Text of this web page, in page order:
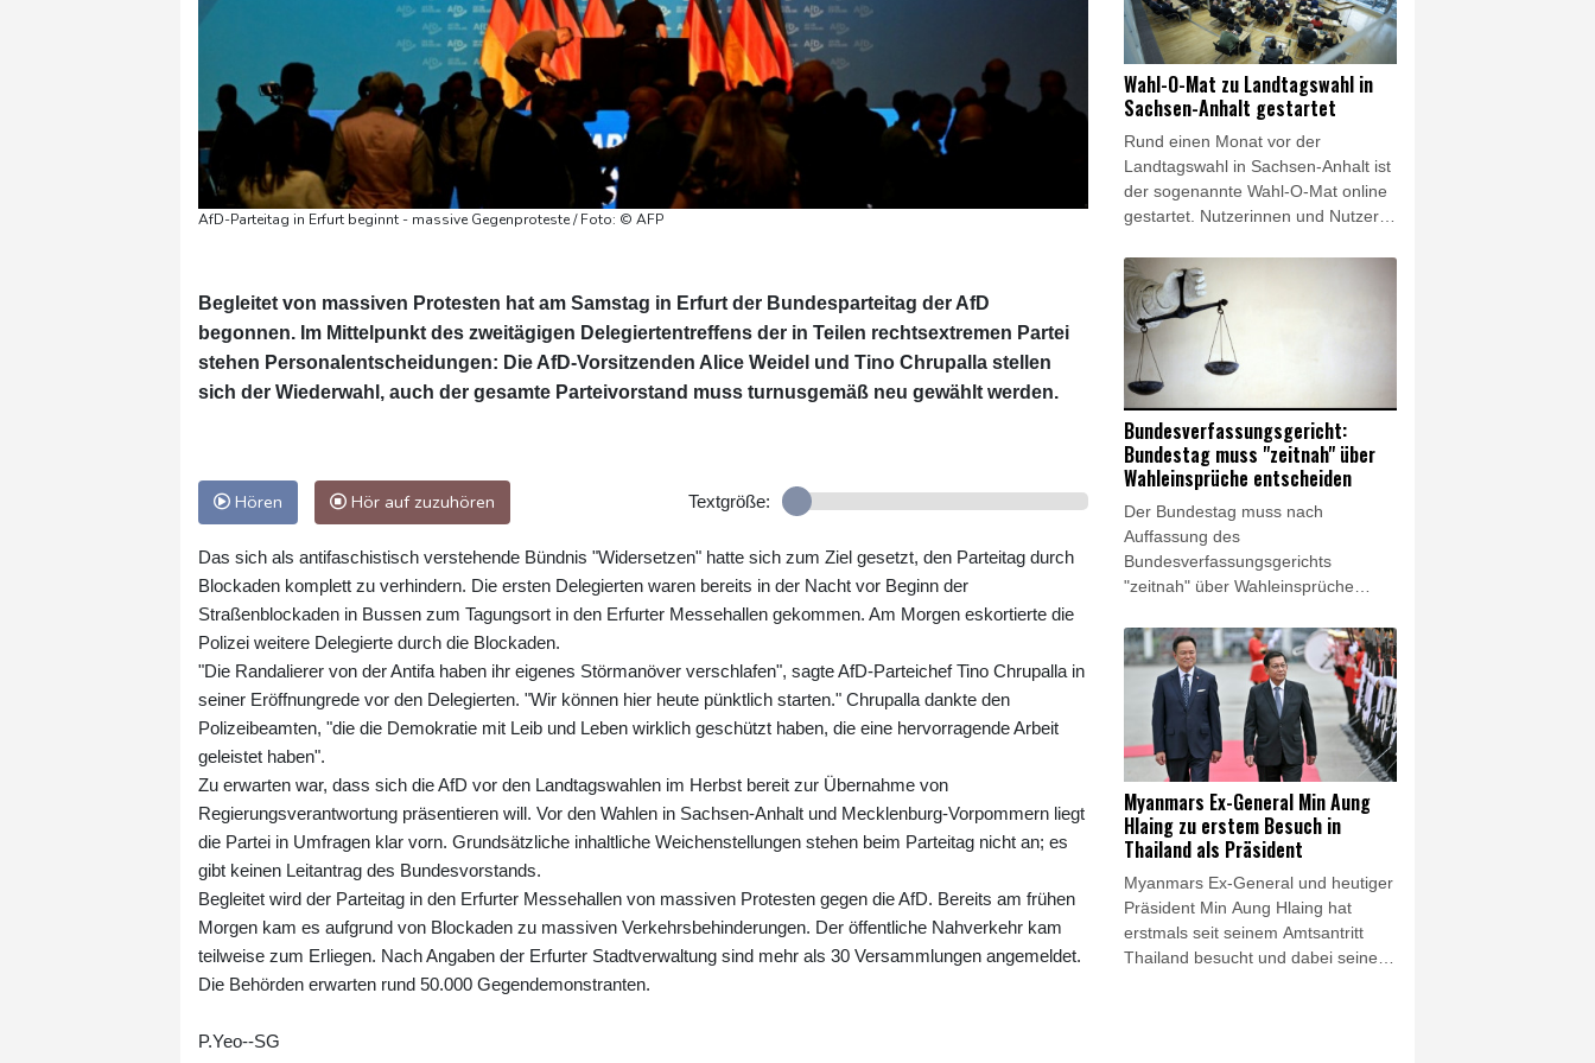
AfD-Parteitag in Erfurt beginnt - massive Gegenproteste / Foto: © AFP
Begleitet von massiven Protesten hat am Samstag in Erfurt der Bundesparteitag der AfD
begonnen. Im Mittelpunkt des zweitägigen Delegiertentreffens der in Teilen rechtsextremen Partei
stehen Personalentscheidungen: Die AfD-Vorsitzenden Alice Weidel und Tino Chrupalla stellen
sich der Wiederwahl, auch der gesamte Parteivorstand muss turnusgemäß neu gewählt werden.
Hören Hör auf zuzuhören Textgröße:
Das sich als antifaschistisch verstehende Bündnis "Widersetzen" hatte sich zum Ziel gesetzt, den Parteitag durch
Blockaden komplett zu verhindern. Die ersten Delegierten waren bereits in der Nacht vor Beginn der
Straßenblockaden in Bussen zum Tagungsort in den Erfurter Messehallen gekommen. Am Morgen eskortierte die
Polizei weitere Delegierte durch die Blockaden.
"Die Randalierer von der Antifa haben ihr eigenes Störmanöver verschlafen", sagte AfD-Parteichef Tino Chrupalla in
seiner Eröffnungrede vor den Delegierten. "Wir können hier heute pünktlich starten." Chrupalla dankte den
Polizeibeamten, "die die Demokratie mit Leib und Leben wirklich geschützt haben, die eine hervorragende Arbeit
geleistet haben".
Zu erwarten war, dass sich die AfD vor den Landtagswahlen im Herbst bereit zur Übernahme von
Regierungsverantwortung präsentieren will. Vor den Wahlen in Sachsen-Anhalt und Mecklenburg-Vorpommern liegt
die Partei in Umfragen klar vorn. Grundsätzliche inhaltliche Weichenstellungen stehen beim Parteitag nicht an; es
gibt keinen Leitantrag des Bundesvorstands.
Begleitet wird der Parteitag in den Erfurter Messehallen von massiven Protesten gegen die AfD. Bereits am frühen
Morgen kam es aufgrund von Blockaden zu massiven Verkehrsbehinderungen. Der öffentliche Nahverkehr kam
teilweise zum Erliegen. Nach Angaben der Erfurter Stadtverwaltung sind mehr als 30 Versammlungen angemeldet.
Die Behörden erwarten rund 50.000 Gegendemonstranten.
P.Yeo--SG
Wahl-O-Mat zu Landtagswahl in
Sachsen-Anhalt gestartet
Rund einen Monat vor der
Landtagswahl in Sachsen-Anhalt ist
der sogenannte Wahl-O-Mat online
gestartet. Nutzerinnen und Nutzer
38 politischen Thesen mit denen
der 15 zur Wahl zugelassenen
Parteien abgleichen. Das von der
Bundeszentrale für politische
Bildung entwickelte digitale Angebot
soll Wahlberechtigten bei der
Entscheidungsfindung helfen.
Bundesverfassungsgericht:
Bundestag muss "zeitnah" über
Wahleinsprüche entscheiden
Der Bundestag muss nach
Auffassung des
Bundesverfassungsgerichts
"zeitnah" über Wahleinsprüche
Donnerstag veröffentlichten
Beschluss erklärten die Karlsruher
Richter, es sei nicht ersichtlich,
warum das Parlament die für die
Wahlprüfung erforderlichen Schritte
nicht unverzüglich nach seiner
Konstituierung einleitete. Eine
Wahlprüfungsbeschwerde gegen
die Fünf-Prozent-Sperrklausel, um
die es hauptsächlich in dem
Verfahren ging, verwarf der Zweite
Senat. (2 BvC 20/26)
Myanmars Ex-General Min Aung
Hlaing zu erstem Besuch in
Thailand als Präsident
Myanmars Ex-General und heutiger
Präsident Min Aung Hlaing hat
erstmals seit seinem Amtsantritt
Thailand besucht und dabei seine